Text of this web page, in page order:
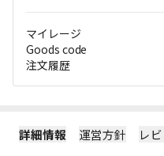
マイレージ
Goods code
注文履歴
詳細情報 運営方針 レ